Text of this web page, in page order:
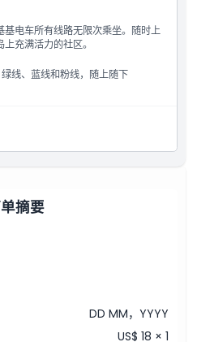
电车所有线路无限次乘坐。随时上
充满活力的社区。
线、蓝线和粉线，随上随下
摘要
DD MM，YYYY
US$ 18 × 1